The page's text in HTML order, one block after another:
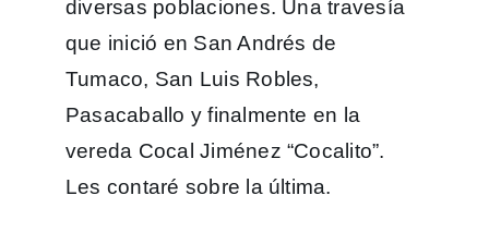
diversas poblaciones. Una travesía
que inició en San Andrés de
Tumaco, San Luis Robles,
Pasacaballo y finalmente en la
vereda Cocal Jiménez “Cocalito”.
Les contaré sobre la última.